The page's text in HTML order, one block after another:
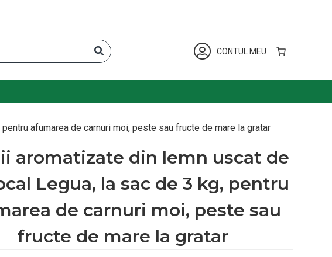
CONTUL MEU
afumarea de carnuri moi, peste sau fructe de mare la gratar
aromatizate din lemn uscat de
Legua, la sac de 3 kg, pentru
de carnuri moi, peste sau
fructe de mare la gratar